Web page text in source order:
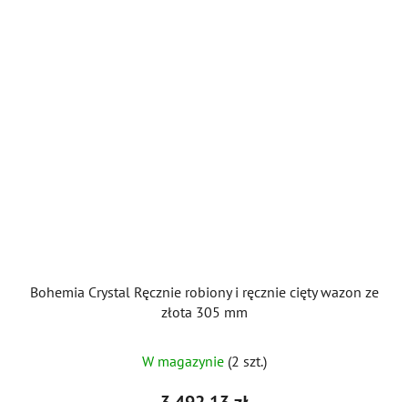
Bohemia Crystal Ręcznie robiony i ręcznie cięty wazon ze
złota 305 mm
W magazynie (2 szt.)